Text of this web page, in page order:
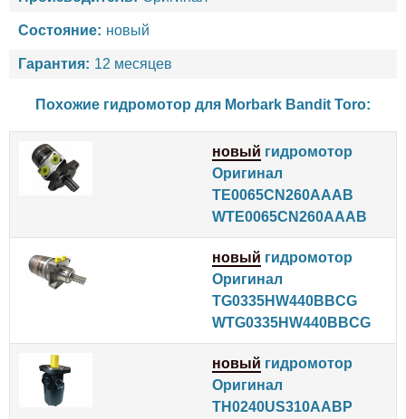
Состояние: новый
Гарантия: 12 месяцев
Похожие гидромотор для Morbark Bandit Toro:
новый гидромотор
Оригинал
TE0065CN260AAAB
WTE0065CN260AAAB
новый гидромотор
Оригинал
TG0335HW440BBCG
WTG0335HW440BBCG
новый гидромотор
Оригинал
TH0240US310AABP